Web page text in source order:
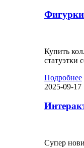
Купить
статуэтки
Подробнее
2025-09-17
Супер